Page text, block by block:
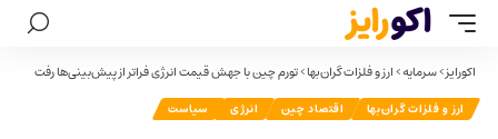
اکورایز>سرمایه>ارز و فلزات گران‌بها>تورم چین با جهش قیمت انرژی فراتر از پیش‌بینی‌ها رفت
ارز و فلزات گران‌بها اقتصاد چین انرژی سیاست